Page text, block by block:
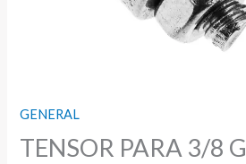
GENERAL
TENSOR PARA 3/8 G